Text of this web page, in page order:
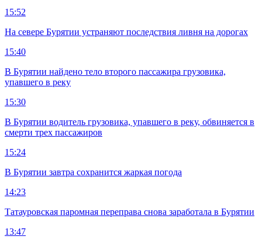
15:52
На севере Бурятии устраняют последствия ливня на дорогах
15:40
В Бурятии найдено тело второго пассажира грузовика,
упавшего в реку
15:30
В Бурятии водитель грузовика, упавшего в реку, обвиняется в
смерти трех пассажиров
15:24
В Бурятии завтра сохранится жаркая погода
14:23
Татауровская паромная переправа снова заработала в Бурятии
13:47